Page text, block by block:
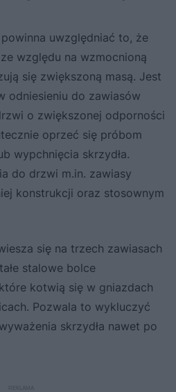
uwzględniać to, że
względu na wzmocnioną
się zwiększoną masą. Jest
odniesieniu do zawiasów
o zwiększonej odporności
oprzeć się próbom
wypchnięcia skrzydła.
do drzwi m.in. zawiasy
konstrukcji oraz stosownym
się na trzech zawiasach
stalowe bolce
kotwią się w gniazdach
Pozwala to wykluczyć
skrzydła nawet po